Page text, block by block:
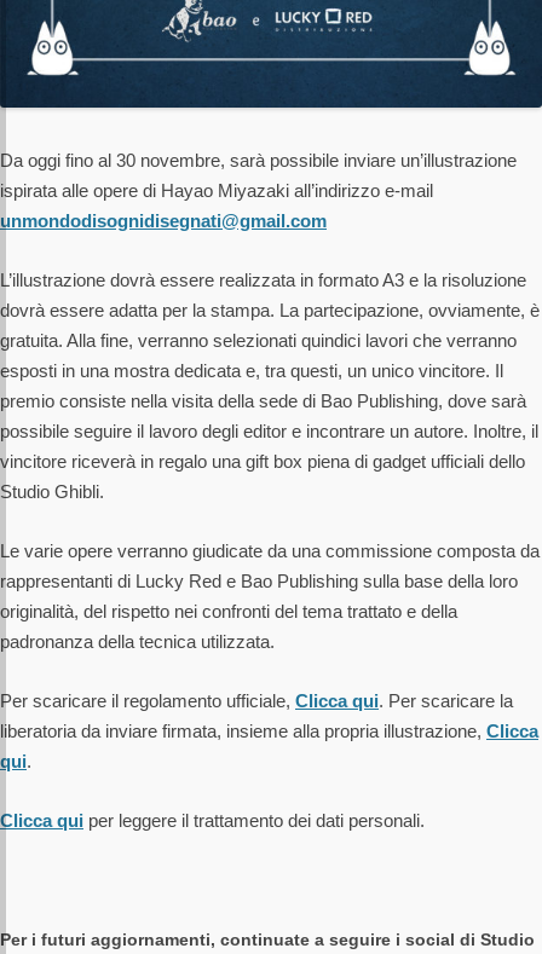
Da oggi fino al 30 novembre, sarà possibile inviare un’illustrazione
ispirata alle opere di Hayao Miyazaki all’indirizzo e-mail
unmondodisognidisegnati@gmail.com
L’illustrazione dovrà essere realizzata in formato A3 e la risoluzione
dovrà essere adatta per la stampa. La partecipazione, ovviamente, è
gratuita. Alla fine, verranno selezionati quindici lavori che verranno
esposti in una mostra dedicata e, tra questi, un unico vincitore. Il
premio consiste nella visita della sede di Bao Publishing, dove sarà
possibile seguire il lavoro degli editor e incontrare un autore. Inoltre, il
vincitore riceverà in regalo una gift box piena di gadget ufficiali dello
Studio Ghibli.
Le varie opere verranno giudicate da una commissione composta da
rappresentanti di Lucky Red e Bao Publishing sulla base della loro
originalità, del rispetto nei confronti del tema trattato e della
padronanza della tecnica utilizzata.
Per scaricare il regolamento ufficiale, Clicca qui. Per scaricare la
liberatoria da inviare firmata, insieme alla propria illustrazione, Clicca
qui.
Clicca qui per leggere il trattamento dei dati personali.
Per i futuri aggiornamenti, continuate a seguire i social di Studio